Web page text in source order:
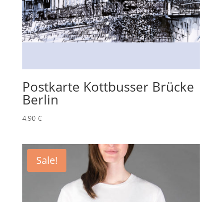
Postkarte Kottbusser Brücke
Berlin
4,90 €
Sale!